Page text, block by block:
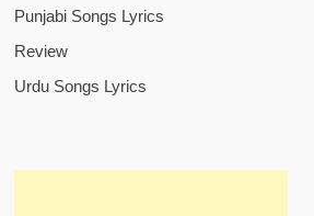
Punjabi Songs Lyrics
Review
Urdu Songs Lyrics